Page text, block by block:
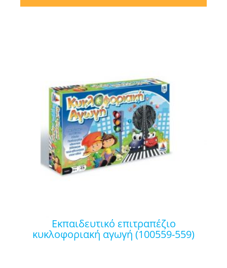
εκπαιδευτικό επιτραπέζιο
κυκλοφοριακή αγωγή (100559-559)